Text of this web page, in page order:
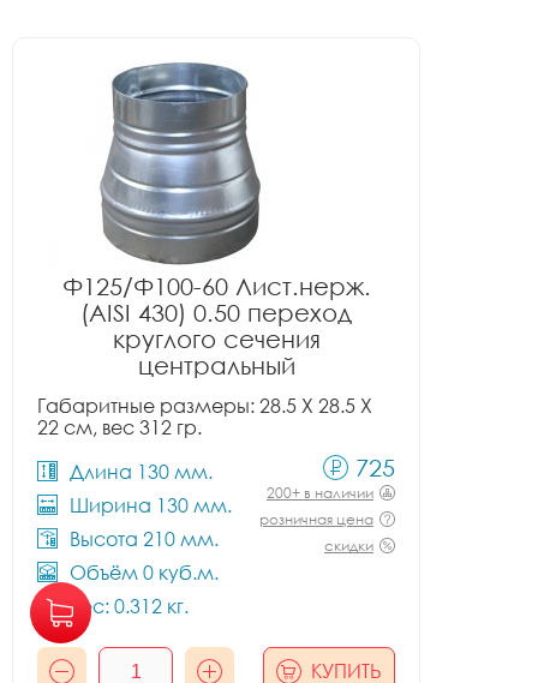
Ф125/Ф100-60 Лист.нерж.
(AISI 430) 0.50 переход
круглого сечения
центральный
Габаритные размеры: 28.5 X 28.5 X
22 см, вес 312 гр.
Длина 130 мм.
Ширина 130 мм.
Высота 210 мм.
Объём 0 куб.м.
Вес: 0.312 кг.
725
200+ в наличии
розничная цена
скидки
КУПИТЬ